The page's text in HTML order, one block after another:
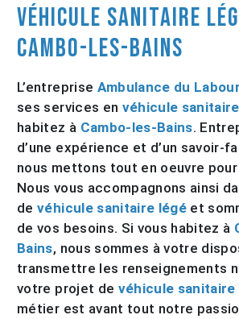
véhicule sanitaire
Cambo-les-Bains
L’entreprise Ambulance du
ses services en véhicule
habitez à Cambo-les-Bains.
d’une expérience et d’un savoir-
nous mettons tout en oeuvre
Nous vous accompagnons ainsi
devéhicule sanitaire légéet
de vos besoins. Si vous habitez à
Bains, nous sommes à votre
transmettre les renseignements
votre projet de véhicule sanitaire
métier est avant tout notre